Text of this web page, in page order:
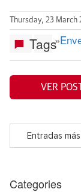
Thursday, 23 March
Tags»
VER
Entradas
Categories